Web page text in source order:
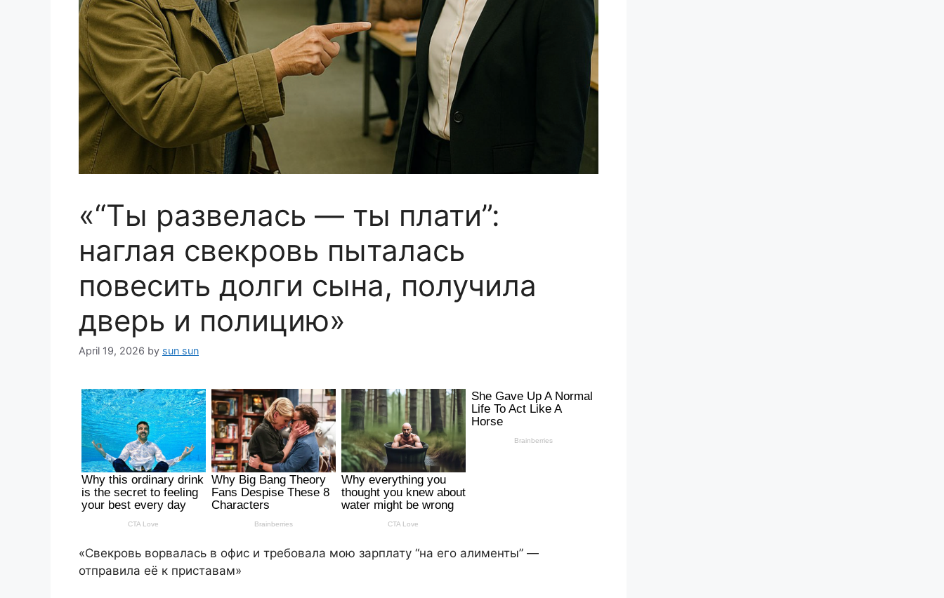
«“Ты развелась — ты плати”:
наглая свекровь пыталась
повесить долги сына, получила
дверь и полицию»
April 19, 2026 by sun sun
«Свекровь ворвалась в офис и требовала мою зарплату “на его алименты” —
отправила её к приставам»